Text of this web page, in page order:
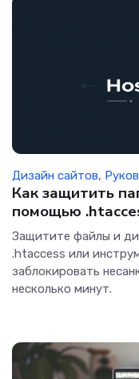
Дизайн сайтов,
Как защитить
помощью
Защитите файлы и
.htaccess или
заблокировать
несколько минут.